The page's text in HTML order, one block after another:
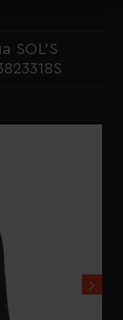
SOL'S